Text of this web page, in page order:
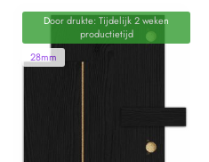
Door drukte: Tijdelijk 2 weken
productietijd
28mm